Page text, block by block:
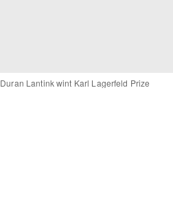
Duran Lantink wint Karl Lagerfeld Prize